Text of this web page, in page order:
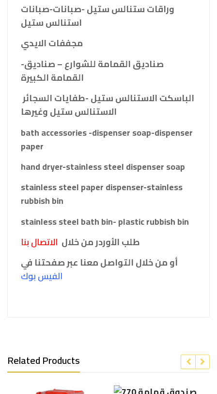
وراقات ستنالس ستيل -صبانات-صبانات
استنالس ستيل
مجففات الايدي
-صناديق القمامة للشوارع – صناديق
القمامة الكبيرة
الباسكت الاستنالس ستيل -طفايات السجائر
الاستنالس ستيل وغيرها
bath accessories -dispenser soap-dispenser
paper
hand dryer-stainless steel dispenser soap
stainless steel paper dispenser-stainless
rubbish bin
stainless steel bath bin- plastic rubbish bin
طلب الأوردر من خلال الاتصال بنا
أو من خلال التواصل معنا عبر صفحتنا في
الفيس بوك
Related Products